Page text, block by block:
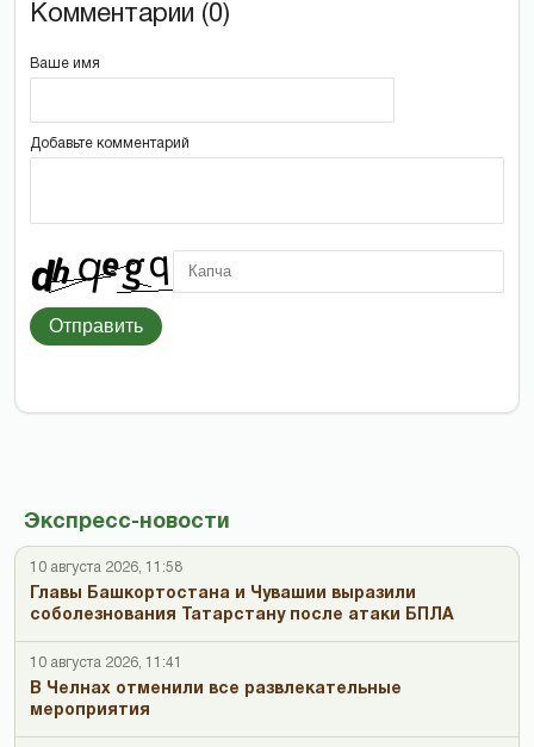
Экспресс-новости
10 августа 2026, 11:58
Главы Башкортостана и Чувашии выразили
соболезнования Татарстану после атаки БПЛА
10 августа 2026, 11:41
В Челнах отменили все развлекательные
мероприятия
Комментарии (0)
Ваше имя
Добавьте комментарий
Отправить